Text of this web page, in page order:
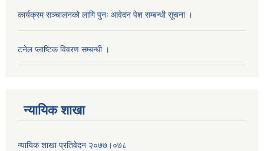
कार्यक्रम सञ्चालनको लागि पुनः आवेदन पेश सम्बन्धी सूचना ।
टनेल प्लाष्टिक विवरण सम्बन्धी ।
न्यायिक शाखा
न्यायिक शाखा प्रतिवेदन २०७७।०७८